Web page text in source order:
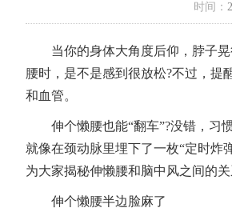
时间：
当你的身体大角度后仰，脖子
腰时，是不是感到很放松?不过，提
和血管。
伸个懒腰也能“翻车”?没错，习
就像在颈动脉里埋下了一枚“定时炸
为大家揭秘伸懒腰和脑中风之间的关
伸个懒腰半边脸麻了